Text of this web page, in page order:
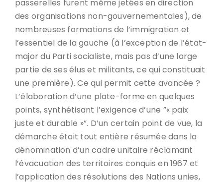
passerelles furent même jetées en direction
des organisations non-gouvernementales), de
nombreuses formations de l’immigration et
l’essentiel de la gauche (à l’exception de l’état-
major du Parti socialiste, mais pas d’une large
partie de ses élus et militants, ce qui constituait
une première). Ce qui permit cette avancée ?
L’élaboration d’une plate-forme en quelques
points, synthétisant l’exigence d’une ”« paix
juste et durable »”. D’un certain point de vue, la
démarche était tout entière résumée dans la
dénomination d’un cadre unitaire réclamant
l’évacuation des territoires conquis en 1967 et
l’application des résolutions des Nations unies,